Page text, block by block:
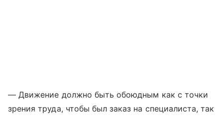
— Движение должно быть обоюдным как с точки
зрения труда, чтобы был заказ на специалиста, так